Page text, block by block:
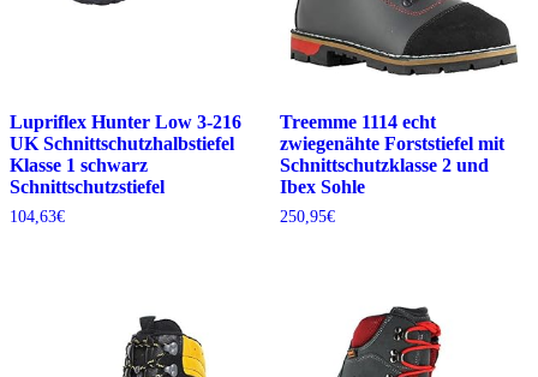
Lupriflex Hunter Low 3-216
UK Schnittschutzhalbstiefel
Klasse 1 schwarz
Schnittschutzstiefel
104,63€
Treemme 1114 echt
zwiegenähte Forststiefel mit
Schnittschutzklasse 2 und
Ibex Sohle
250,95€